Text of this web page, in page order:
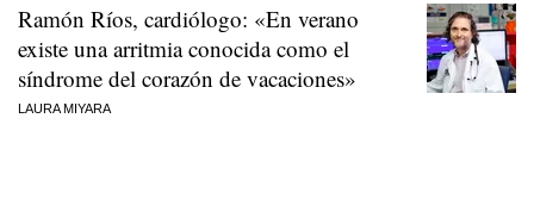
Ramón Ríos, cardiólogo: «En verano
existe una arritmia conocida como el
síndrome del corazón de vacaciones»
LAURA MIYARA